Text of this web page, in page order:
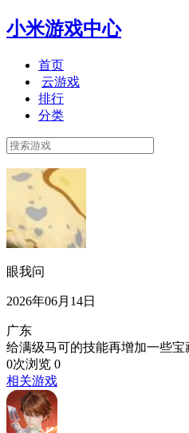
小米游戏中心
首页
云游戏
排行
分类
眼我问
2026年06月14日
广东
给满级马可的技能再增加一些
0次浏览 0
相关游戏